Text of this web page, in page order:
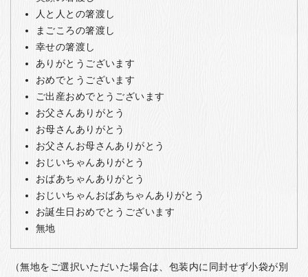
人と人との箸渡し
まごころの箸渡し
幸せの箸渡し
ありがとうございます
おめでとうございます
ご出産おめでとうございます
お父さんありがとう
お母さんありがとう
お父さんお母さんありがとう
おじいちゃんありがとう
おばあちゃんありがとう
おじいちゃんおばあちゃんありがとう
お誕生日おめでとうございます
無地
（無地をご選択いただいた場合は、包装内に同封せず小袋が別